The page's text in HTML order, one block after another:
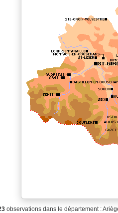
observations dans le département :